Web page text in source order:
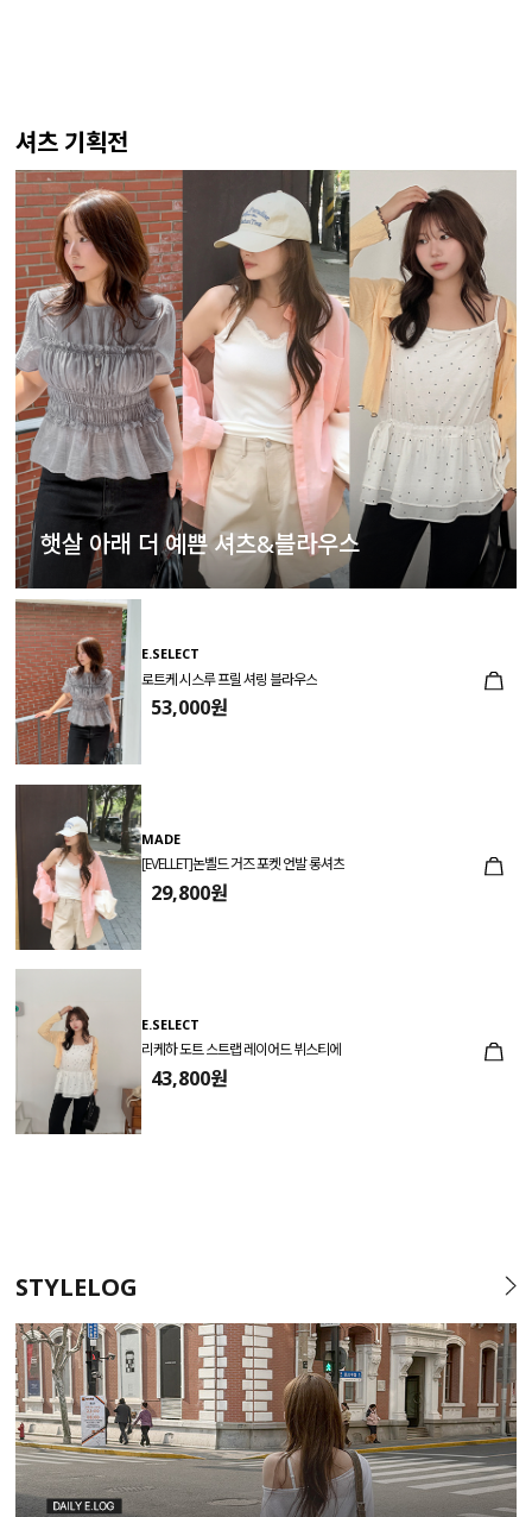
셔츠 기획전
햇살 아래 더 예쁜 셔츠&블라우스
E.SELECT
로트케 시스루 프릴 셔링 블라우스
53,000원
MADE
[EVELLET]논벨드 거즈 포켓 언발 롱셔츠
29,800원
E.SELECT
리케하 도트 스트랩 레이어드 뷔스티에
43,800원
STYLELOG